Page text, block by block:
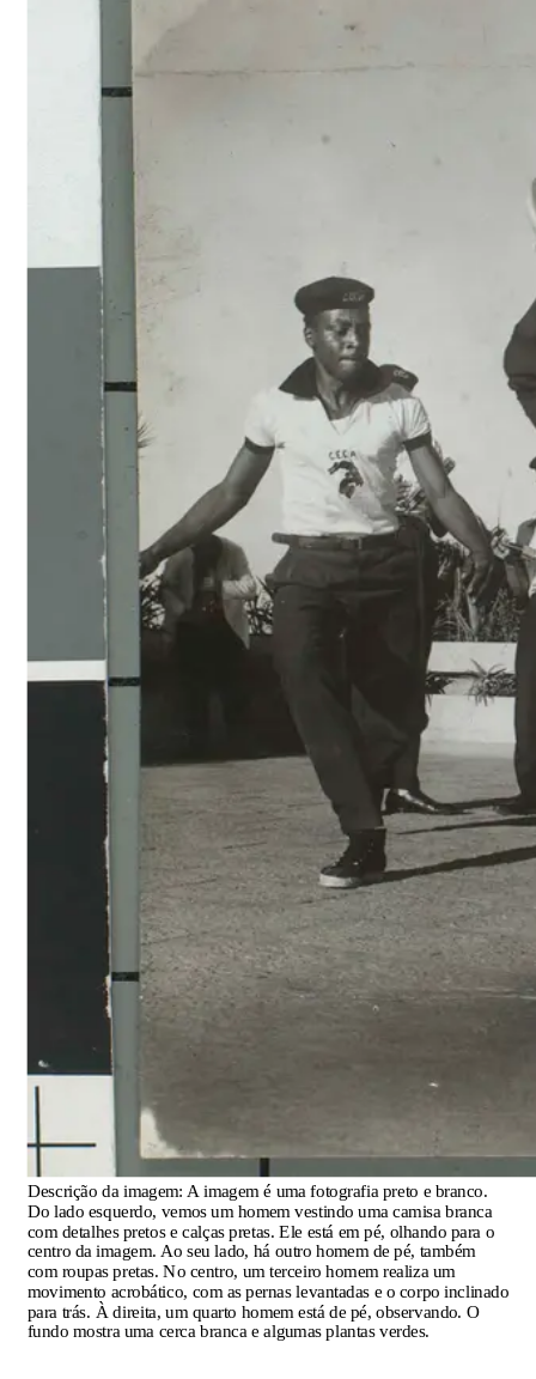
Descrição da imagem: A imagem é uma fotografia preto e branco.
Do lado esquerdo, vemos um homem vestindo uma camisa branca
com detalhes pretos e calças pretas. Ele está em pé, olhando para o
centro da imagem. Ao seu lado, há outro homem de pé, também
com roupas pretas. No centro, um terceiro homem realiza um
movimento acrobático, com as pernas levantadas e o corpo inclinado
para trás. À direita, um quarto homem está de pé, observando. O
fundo mostra uma cerca branca e algumas plantas verdes.